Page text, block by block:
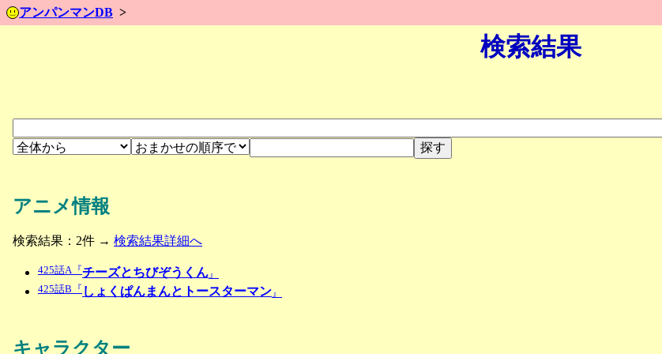
アンパンマンDB
検索結果
アニメ情報
検索結果：2件 → 検索結果詳細へ
425話A『 チーズとちびぞうくん』
425話B『 しょくぱんまんとトースターマン』
キャラクター